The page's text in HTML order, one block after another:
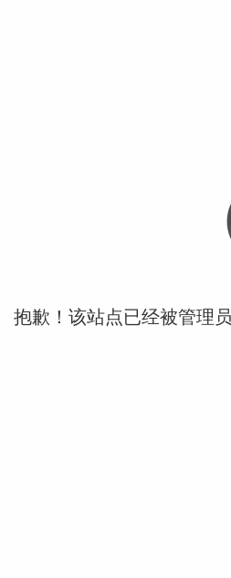
抱歉！该站点已经被管理